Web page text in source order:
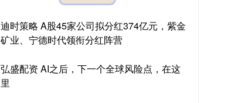
迪时策略 A股45家公司拟分红374亿元，紫金
矿业、宁德时代领衔分红阵营
弘盛配资 AI之后，下一个全球风险点，在这
里